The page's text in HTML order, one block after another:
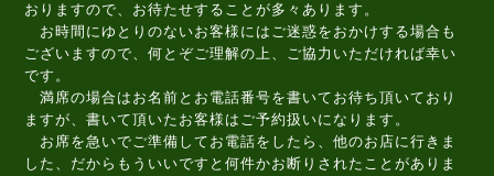
おりますので、お待たせすることが多々あります。
お時間にゆとりのないお客様にはご迷惑をおかけする場合も
ございますので、何とぞご理解の上、ご協力いただければ幸い
です。
満席の場合はお名前とお電話番号を書いてお待ち頂いており
ますが、書いて頂いたお客様はご予約扱いになります。
お席を急いでご準備してお電話をしたら、他のお店に行きま
した、だからもういいですと何件かお断りされたことがありま